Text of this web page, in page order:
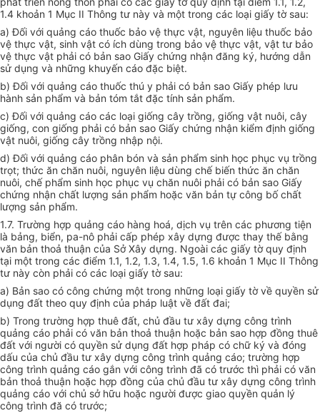
1.4 khoản 1 Mục II Thông tư này và một trong các loại giấy tờ sau:
a) Đối với quảng cáo thuốc bảo vệ thực vật, nguyên liệu thuốc bảo
vệ thực vật, sinh vật có ích dùng trong bảo vệ thực vật, vật tư bảo
vệ thực vật phải có bản sao Giấy chứng nhận đăng ký, hướng dẫn
sử dụng và những khuyến cáo đặc biệt.
b) Đối với quảng cáo thuốc thú y phải có bản sao Giấy phép lưu
hành sản phẩm và bản tóm tắt đặc tính sản phẩm.
c) Đối với quảng cáo các loại giống cây trồng, giống vật nuôi, cây
giống, con giống phải có bản sao Giấy chứng nhận kiểm định giống
vật nuôi, giống cây trồng nhập nội.
d) Đối với quảng cáo phân bón và sản phẩm sinh học phục vụ trồng
trọt; thức ăn chăn nuôi, nguyên liệu dùng chế biến thức ăn chăn
nuôi, chế phẩm sinh học phục vụ chăn nuôi phải có bản sao Giấy
chứng nhận chất lượng sản phẩm hoặc văn bản tự công bố chất
lượng sản phẩm.
1.7. Trường hợp quảng cáo hàng hoá, dịch vụ trên các phương tiện
là bảng, biển, pa-nô phải cấp phép xây dựng được thay thế bằng
văn bản thoả thuận của Sở Xây dựng. Ngoài các giấy tờ quy định
tại một trong các điểm 1.1, 1.2, 1.3, 1.4, 1.5, 1.6 khoản 1 Mục II Thông
tư này còn phải có các loại giấy tờ sau:
a) Bản sao có công chứng một trong những loại giấy tờ về quyền sử
dụng đất theo quy định của pháp luật về đất đai;
b) Trong trường hợp thuê đất, chủ đầu tư xây dựng công trình
quảng cáo phải có văn bản thoả thuận hoặc bản sao hợp đồng thuê
đất với người có quyền sử dụng đất hợp pháp có chữ ký và đóng
dấu của chủ đầu tư xây dựng công trình quảng cáo; trường hợp
công trình quảng cáo gắn với công trình đã có trước thì phải có văn
bản thoả thuận hoặc hợp đồng của chủ đầu tư xây dựng công trình
quảng cáo với chủ sở hữu hoặc người được giao quyền quản lý
công trình đă có trước;